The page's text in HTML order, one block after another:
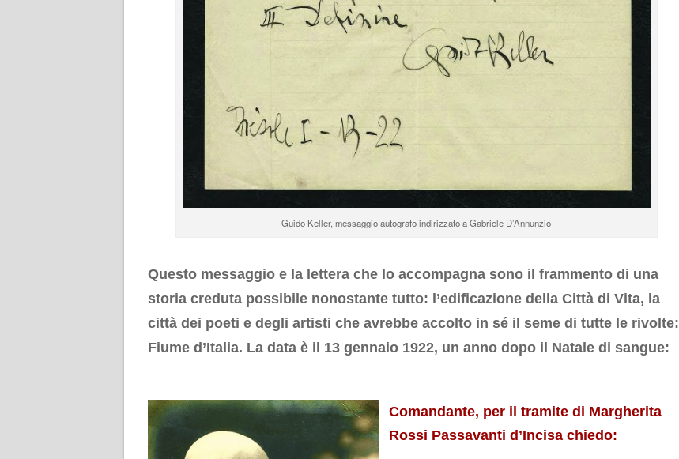
Guido Keller, messaggio autografo indirizzato a Gabriele D’Annunzio
Questo messaggio e la lettera che lo accompagna sono il frammento di una
storia creduta possibile nonostante tutto: l’edificazione della Città di Vita, la
città dei poeti e degli artisti che avrebbe accolto in sé il seme di tutte le rivolte:
Fiume d’Italia. La data è il 13 gennaio 1922, un anno dopo il Natale di sangue:
Comandante, per il tramite di Margherita
Rossi Passavanti d’Incisa chiedo: